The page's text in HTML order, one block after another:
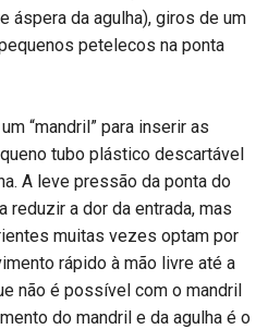
áspera da agulha), giros de um
petelecos na ponta
“mandril” para inserir as
tubo plástico descartável
A leve pressão da ponta do
reduzir a dor da entrada, mas
muitas vezes optam por
rápido à mão livre até a
não é possível com o mandril
do mandril e da agulha é o